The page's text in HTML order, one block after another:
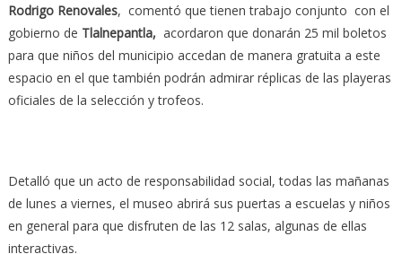
Rodrigo Renovales, comentó que tienen trabajo conjunto con el
gobierno de Tlalnepantla, acordaron que donarán 25 mil boletos
para que niños del municipio accedan de manera gratuita a este
espacio en el que también podrán admirar réplicas de las playeras
oficiales de la selección y trofeos.
Detalló que un acto de responsabilidad social, todas las mañanas
de lunes a viernes, el museo abrirá sus puertas a escuelas y niños
en general para que disfruten de las 12 salas, algunas de ellas
interactivas.